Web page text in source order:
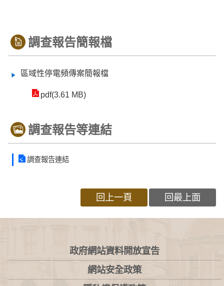
調查報告簡報檔
區域性停電頻傳案簡報檔
pdf(3.61 MB)
調查報告等連結
調查報告連結
回上一頁 回最上面
:::
政府網站資料開放宣告
網站安全政策